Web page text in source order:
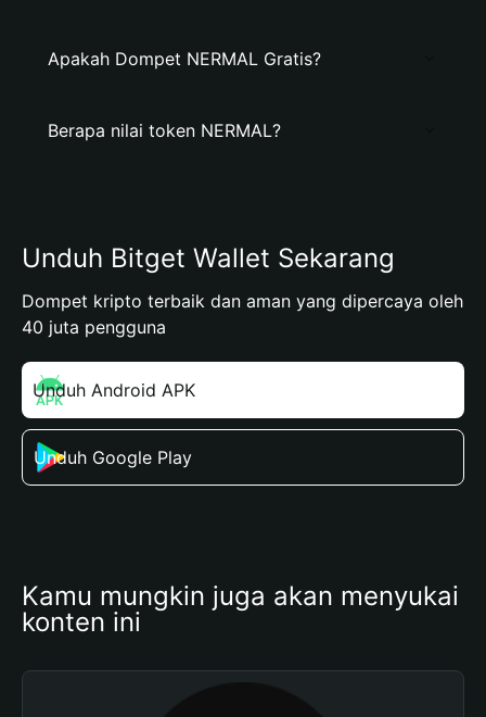
Apakah Dompet NERMAL Gratis?
Berapa nilai token NERMAL?
Unduh Bitget Wallet Sekarang
Dompet kripto terbaik dan aman yang dipercaya oleh
40 juta pengguna
Unduh Android APK
Unduh Google Play
Kamu mungkin juga akan menyukai
konten ini